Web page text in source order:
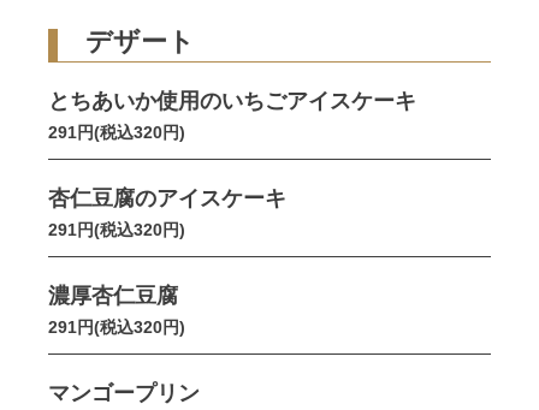
デザート
とちあいか使用のいちごアイスケーキ
291円(税込320円)
杏仁豆腐のアイスケーキ
291円(税込320円)
濃厚杏仁豆腐
291円(税込320円)
マンゴープリン